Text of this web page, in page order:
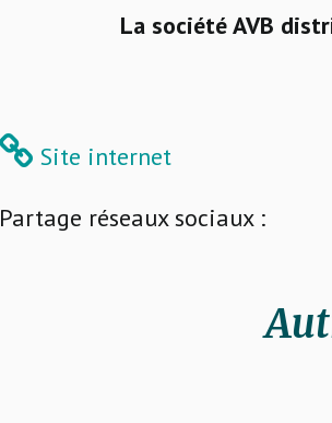
La société AVB
Site internet
Partage réseaux sociaux :